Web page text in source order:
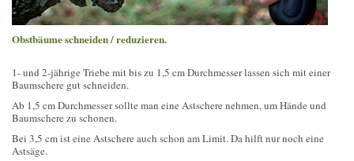
Obstbäume schneiden / reduzieren.
1- und 2-jährige Triebe mit bis zu 1,5 cm Durchmesser lassen sich mit einer
Baumschere gut schneiden.
Ab 1,5 cm Durchmesser sollte man eine Astschere nehmen, um Hände und
Baumschere zu schonen.
Bei 3,5 cm ist eine Astschere auch schon am Limit. Da hilft nur noch eine
Astsäge.